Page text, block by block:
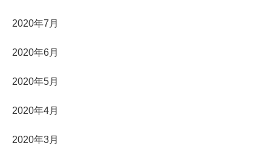
2020年7月
2020年6月
2020年5月
2020年4月
2020年3月